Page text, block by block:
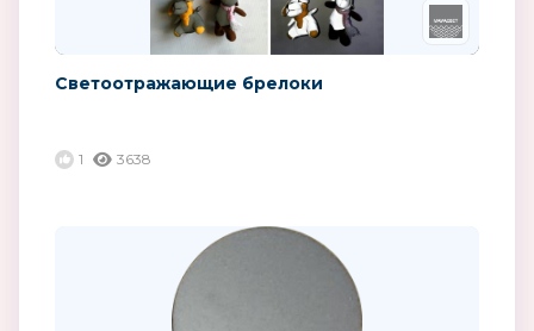
Светоотражающие брелоки
1 3638